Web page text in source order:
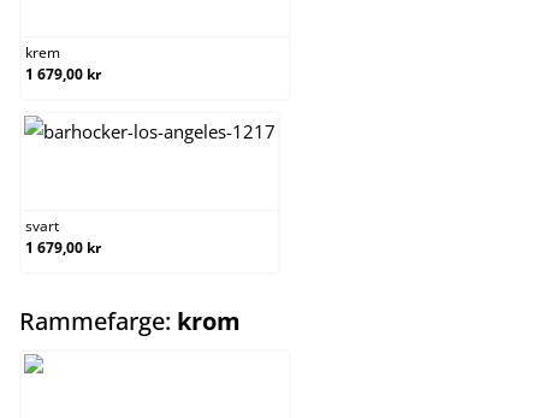
krem
1 679,00 kr
svart
1 679,00 kr
Rammefarge: krom